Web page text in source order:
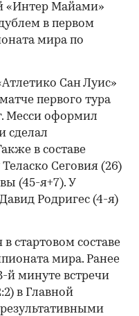
«Интер Майами»
в первом
мира по
Сан Луис»
первого тура
Месси оформил
сделал
в составе
Сеговия (26)
(45-я+7). У
Родригес (4-я)
стартовом составе
мира. Ранее
й минуте встречи
в Главной